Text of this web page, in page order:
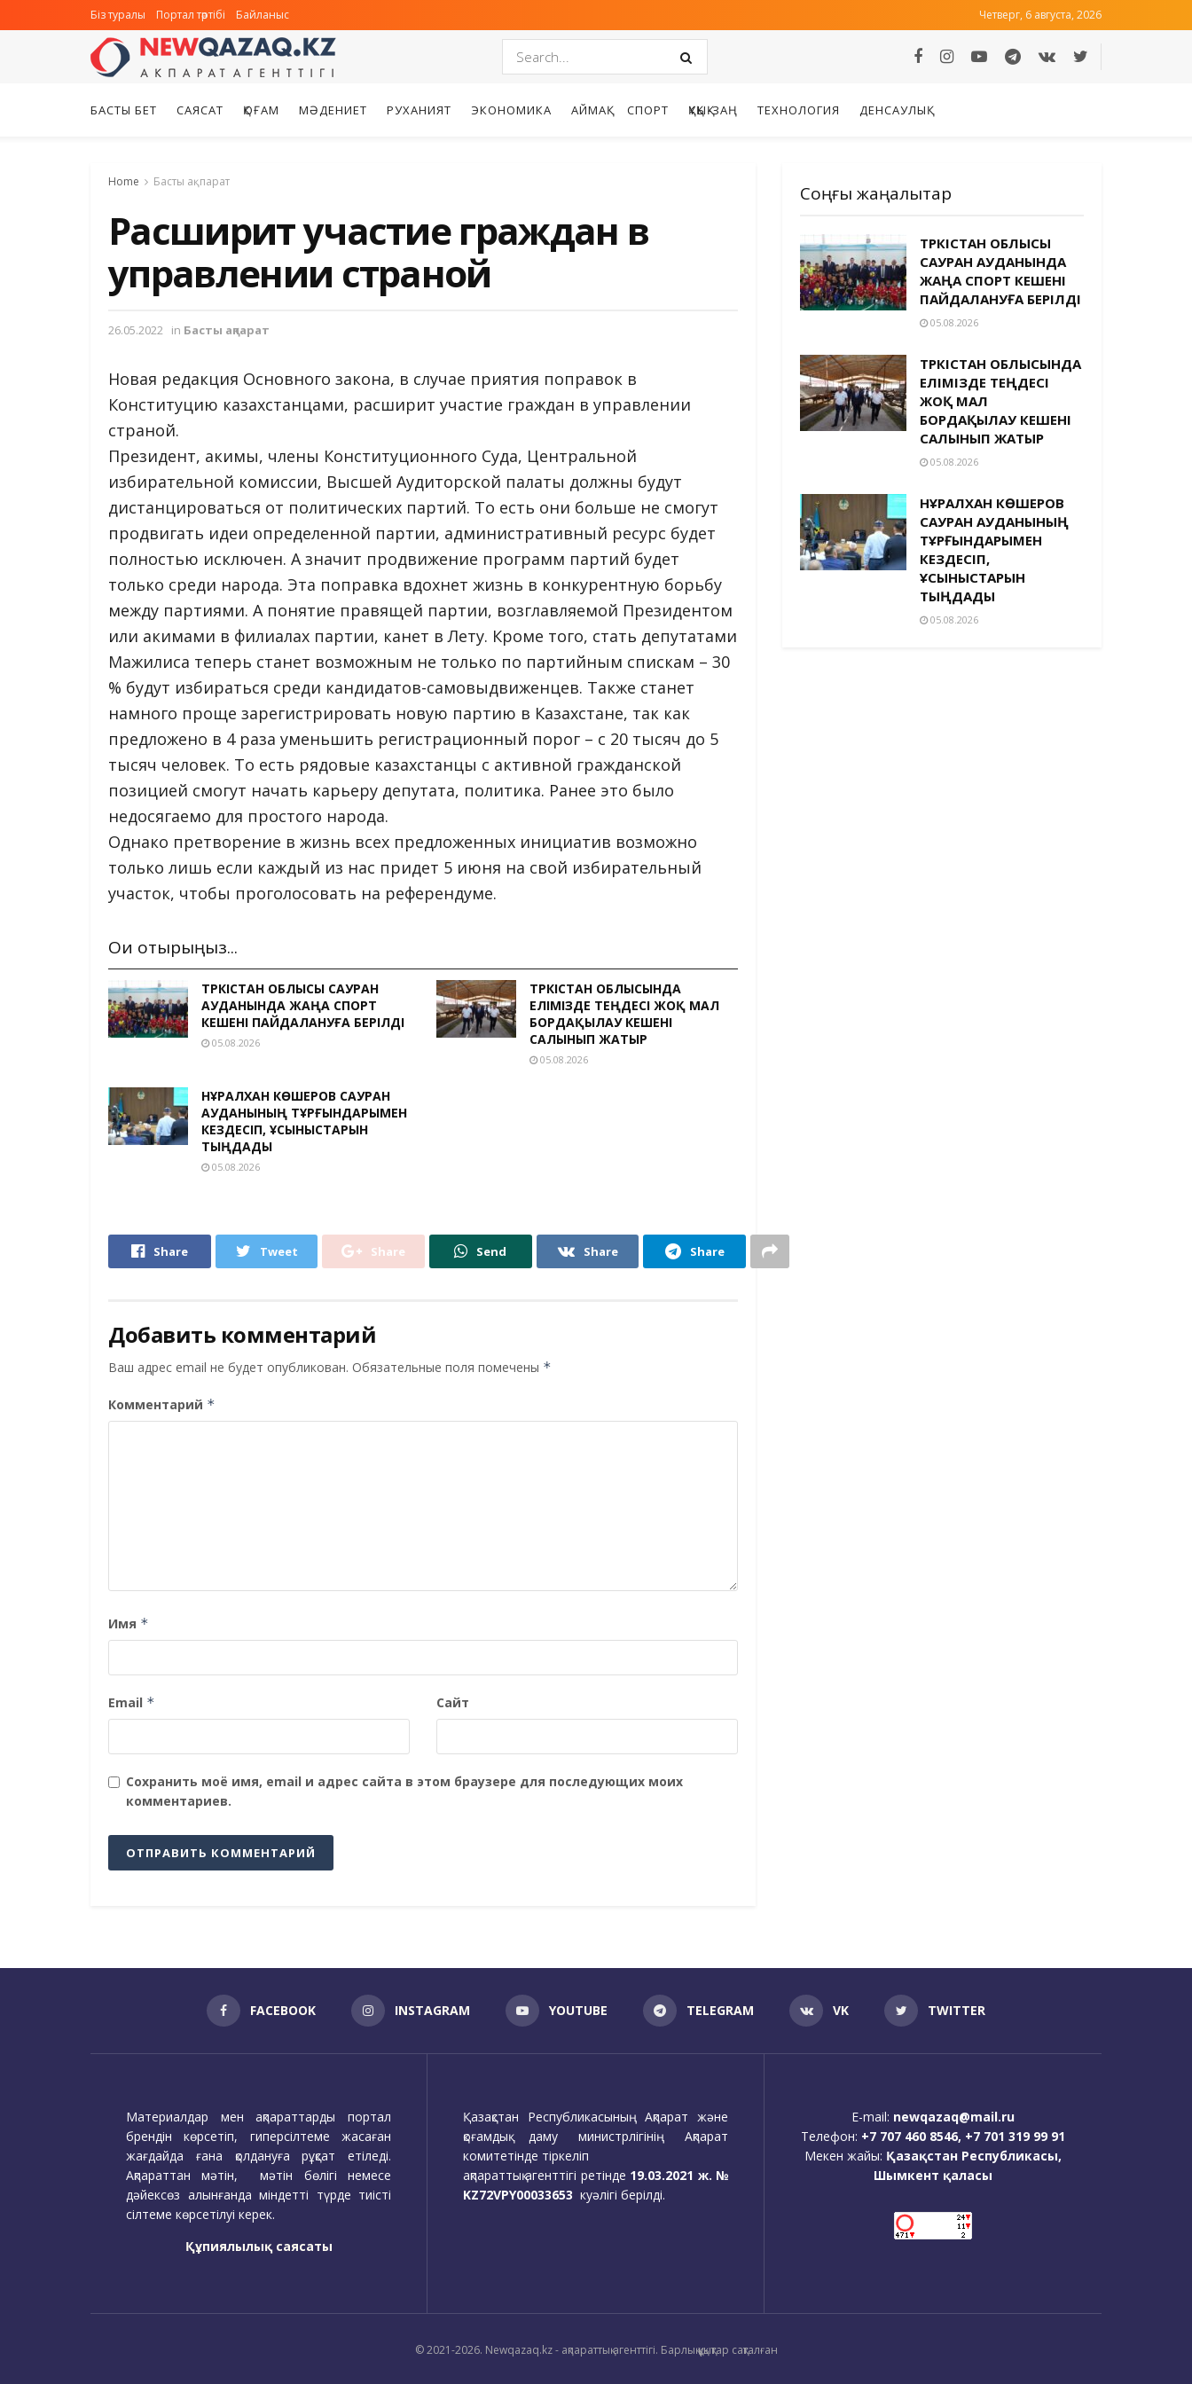
Біз туралы Портал тәртібі Байланыс Четверг, 6 августа, 2026
БАСТЫ БЕТ САЯСАТ ҚОҒАМ МӘДЕНИЕТ РУХАНИЯТ ЭКОНОМИКА АЙМАҚ СПОРТ ҚҰҚЫҚ-ЗАҢ ТЕХНОЛОГИЯ ДЕНСАУЛЫҚ
Home Басты ақпарат
Расширит участие граждан в
управлении страной
26.05.2022 in Басты ақпарат
Новая редакция Основного закона, в случае приятия поправок в
Конституцию казахстанцами, расширит участие граждан в управлении
страной.
Президент, акимы, члены Конституционного Суда, Центральной
избирательной комиссии, Высшей Аудиторской палаты должны будут
дистанцироваться от политических партий. То есть они больше не смогут
продвигать идеи определенной партии, административный ресурс будет
полностью исключен. А значит продвижение программ партий будет
только среди народа. Эта поправка вдохнет жизнь в конкурентную борьбу
между партиями. А понятие правящей партии, возглавляемой Президентом
или акимами в филиалах партии, канет в Лету. Кроме того, стать депутатами
Мажилиса теперь станет возможным не только по партийным спискам – 30
% будут избираться среди кандидатов-самовыдвиженцев. Также станет
намного проще зарегистрировать новую партию в Казахстане, так как
предложено в 4 раза уменьшить регистрационный порог – с 20 тысяч до 5
тысяч человек. То есть рядовые казахстанцы с активной гражданской
позицией смогут начать карьеру депутата, политика. Ранее это было
недосягаемо для простого народа.
Однако претворение в жизнь всех предложенных инициатив возможно
только лишь если каждый из нас придет 5 июня на свой избирательный
участок, чтобы проголосовать на референдуме.
Оқи отырыңыз...
ТҮРКІСТАН ОБЛЫСЫ САУРАН
АУДАНЫНДА ЖАҢА СПОРТ
КЕШЕНІ ПАЙДАЛАНУҒА БЕРІЛДІ
05.08.2026
ТҮРКІСТАН ОБЛЫСЫНДА
ЕЛІМІЗДЕ ТЕҢДЕСІ ЖОҚ МАЛ
БОРДАҚЫЛАУ КЕШЕНІ
САЛЫНЫП ЖАТЫР
05.08.2026
НҰРАЛХАН КӨШЕРОВ САУРАН
АУДАНЫНЫҢ ТҰРҒЫНДАРЫМЕН
КЕЗДЕСІП, ҰСЫНЫСТАРЫН
ТЫҢДАДЫ
05.08.2026
Share Tweet Share Send Share Share
Добавить комментарий
Ваш адрес email не будет опубликован. Обязательные поля помечены *
Комментарий *
Имя *
Email * Сайт
Сохранить моё имя, email и адрес сайта в этом браузере для последующих моих
комментариев.
Соңғы жаңалықтар
ТҮРКІСТАН ОБЛЫСЫ
САУРАН АУДАНЫНДА
ЖАҢА СПОРТ КЕШЕНІ
ПАЙДАЛАНУҒА БЕРІЛДІ
05.08.2026
ТҮРКІСТАН ОБЛЫСЫНДА
ЕЛІМІЗДЕ ТЕҢДЕСІ
ЖОҚ МАЛ
БОРДАҚЫЛАУ КЕШЕНІ
САЛЫНЫП ЖАТЫР
05.08.2026
НҰРАЛХАН КӨШЕРОВ
САУРАН АУДАНЫНЫҢ
ТҰРҒЫНДАРЫМЕН
КЕЗДЕСІП,
ҰСЫНЫСТАРЫН
ТЫҢДАДЫ
05.08.2026
FACEBOOK INSTAGRAM YOUTUBE TELEGRAM VK TWITTER
Материалдар мен ақпараттарды портал
брендін көрсетіп, гиперсілтеме жасаған
жағдайда ғана қолдануға рұқсат етіледі.
Ақпараттан мәтін, мәтін бөлігі немесе
дәйексөз алынғанда міндетті түрде тиісті
сілтеме көрсетілуі керек.
Құпиялылық саясаты
Қазақстан Республикасының Ақпарат және
қоғамдық даму министрлігінің Ақпарат
комитетінде тіркеліп
ақпараттық агенттігі ретінде 19.03.2021 ж. №
KZ72VPY00033653 куәлігі берілді.
E-mail: newqazaq@mail.ru
Телефон: +7 707 460 8546, +7 701 319 99 91
Мекен жайы: Қазақстан Республикасы,
Шымкент қаласы
© 2021-2026. Newqazaq.kz - ақпараттық агенттігі. Барлық құқықтар сақталған